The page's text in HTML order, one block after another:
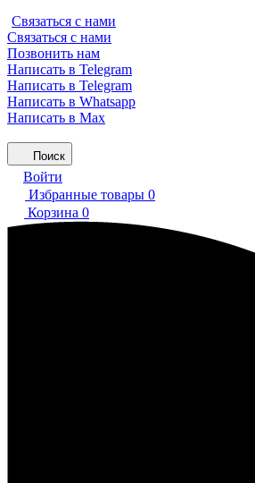
Связаться с нами
Связаться с нами
Позвонить нам
Написать в Telegram
Написать в Telegram
Написать в Whatsapp
Написать в Max
Поиск
Войти
Избранные товары 0
Корзина 0